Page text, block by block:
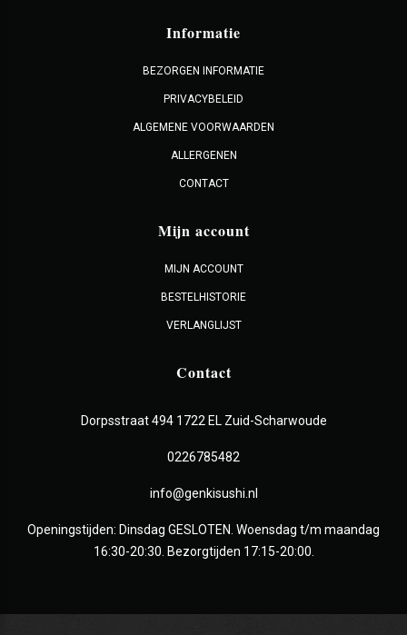
Informatie
BEZORGEN INFORMATIE
PRIVACYBELEID
ALGEMENE VOORWAARDEN
ALLERGENEN
CONTACT
Mijn account
MIJN ACCOUNT
BESTELHISTORIE
VERLANGLIJST
Contact
Dorpsstraat 494 1722 EL Zuid-Scharwoude
0226785482
info@genkisushi.nl
Openingstijden: Dinsdag GESLOTEN. Woensdag t/m maandag
16:30-20:30. Bezorgtijden 17:15-20:00.